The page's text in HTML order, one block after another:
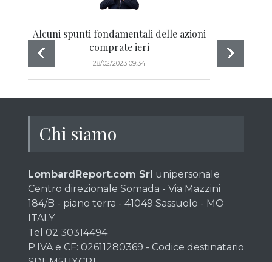
Alcuni spunti fondamentali delle azioni
comprate ieri
28/02/2023 09:34
Chi siamo
LombardReport.com Srl unipersonale
Centro direzionale Somada - Via Mazzini
184/B - piano terra - 41049 Sassuolo - MO
ITALY
Tel 02 30314494
P.IVA e CF: 02611280369 - Codice destinatario